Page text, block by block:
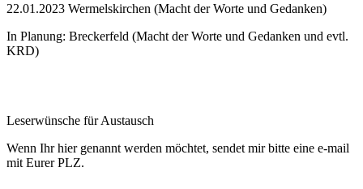
22.01.2023 Wermelskirchen (Macht der Worte und Gedanken)
In Planung: Breckerfeld (Macht der Worte und Gedanken und evtl.
KRD)
Leserwünsche für Austausch
Wenn Ihr hier genannt werden möchtet, sendet mir bitte eine e-mail
mit Eurer PLZ.